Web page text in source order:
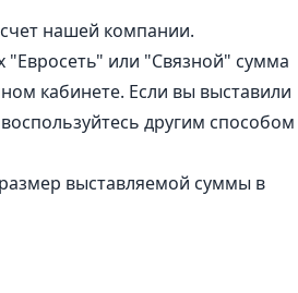
нашей компании.
или "Связной" сумма
кабинете. Если вы выставили
другим способом
выставляемой суммы в